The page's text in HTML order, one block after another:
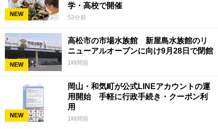
NEW
学・高校で開催
53分前
NEW
高松市の市場水族館 新屋島水族館のリ
ニューアルオープンに向け9月28日で閉館
1時間前
NEW
岡山・和気町が公式LINEアカウントの運
用開始 手軽に行政手続き・クーポン利
用
1時間前